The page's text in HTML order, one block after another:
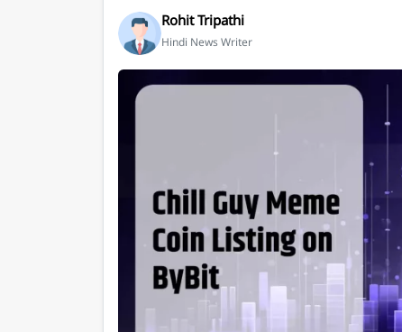
Rohit Tripathi
Hindi News Writer
Chill Guy Meme Coin Listing on ByBit, जानिए